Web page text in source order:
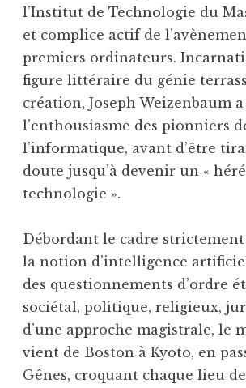
l’Institut de Technologie du
et complice actif de
premiers ordinateurs.
figure littéraire du génie
création, Joseph Weizenbaum
l’enthousiasme des pionniers
l’informatique, avant d’être
doute jusqu’à devenir un «
technologie ».
Débordant le cadre
la notion d’intelligence
des questionnements d’ordre
sociétal, politique, religieux,
d’une approche magistrale, le
vient de Boston à Kyoto, en
Gênes, croquant chaque lieu